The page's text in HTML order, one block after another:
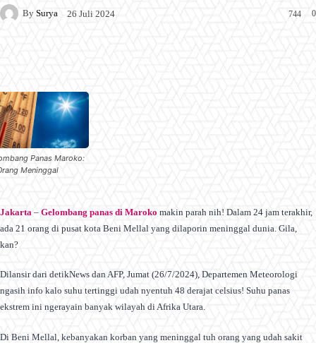
By Surya 26 Juli 2024 0
744
Panas Maroko:
Meninggal
Jakarta – Gelombang panas di Maroko makin parah nih! Dalam 24 jam terakhir,
ada 21 orang di pusat kota Beni Mellal yang dilaporin meninggal dunia. Gila,
kan?
Dilansir dari detikNews dan AFP, Jumat (26/7/2024), Departemen Meteorologi
ngasih info kalo suhu tertinggi udah nyentuh 48 derajat celsius! Suhu panas
ekstrem ini ngerayain banyak wilayah di Afrika Utara.
Di Beni Mellal, kebanyakan korban yang meninggal tuh orang yang udah sakit